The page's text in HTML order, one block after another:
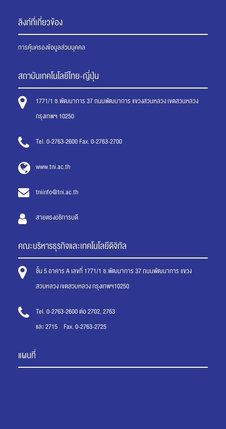
ลิงก์ที่เกี่ยวข้อง
การคุ้มครองข้อมูลส่วนบุคคล
สถาบันเทคโนโลยีไทย-ญี่ปุ่น
1771/1 ซ.พัฒนาการ 37 ถนนพัฒนาการ แขวงสวนหลวง เขตสวนหลวง
กรุงเทพฯ 10250
Tel. 0-2763-2600 Fax. 0-2763-2700
www.tni.ac.th
tniinfo@tni.ac.th
สายตรงอธิการบดี
คณะบริหารธุรกิจและเทคโนโลยีดิจิทัล
ชั้น 5 อาคาร A เลขที่ 1771/1 ซ.พัฒนาการ 37 ถนนพัฒนาการ แขวง
สวนหลวง เขตสวนหลวง กรุงเทพฯ10250
Tel. 0-2763-2600 ต่อ 2702, 2763
และ 2715 Fax. 0-2763-2725
แผนที่